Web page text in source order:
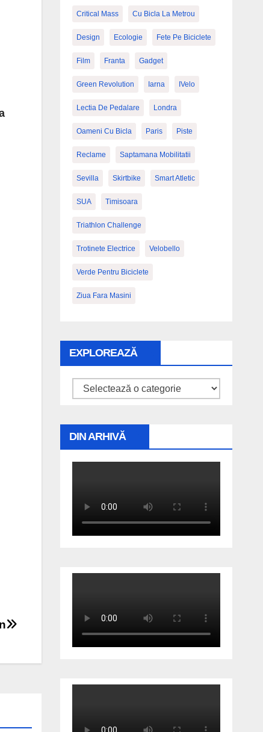
Critical Mass Cu Bicla La Metrou
Design Ecologie Fete Pe Biciclete
Film Franta Gadget
Green Revolution Iarna IVelo
Lectia De Pedalare Londra
Oameni Cu Bicla Paris Piste
Reclame Saptamana Mobilitatii
Sevilla Skirtbike Smart Atletic
SUA Timisoara
Triathlon Challenge
Trotinete Electrice Velobello
Verde Pentru Biciclete
Ziua Fara Masini
EXPLOREAZĂ
Explorează
DIN ARHIVĂ